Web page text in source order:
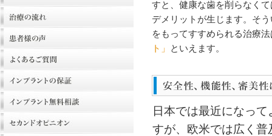
すと、健康な歯を削らなく
デメリットが生じます。そ
をもってすすめられる治療法
ト」
といえます。
日本では最近になっ
すが、欧米では広く